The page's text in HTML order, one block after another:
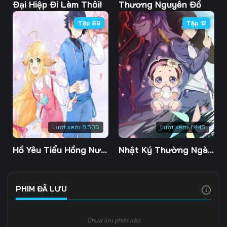
Tập 108 Tập 109 Tập 110
Tập 112 Tập 113
Tập 114 Tập 115 Tập 116
Tập 117 Tập 118 Tập 119
Tập 120 Tập 121 Tập 122
Tập 123 Tập 124 Tập 125
Tập 126 Tập 127 Tập 128
Đại Hiệp Đi Làm Thôi! Thương Nguyên Đồ
Lượt xem: 8.505
Tập 89
Hồ Yêu Tiểu Hồng Nương
Lượt xem:1.445
Tập 12
Nhật Ký Thường Ngày Của Tiên Vương Phần 5
PHIM ĐÃ LƯU
Chưa lưu phim nào